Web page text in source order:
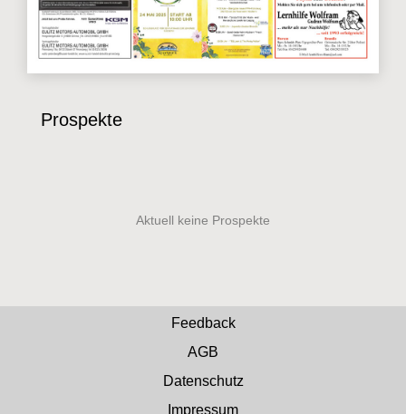
Prospekte
Feedback
AGB
Datenschutz
Impressum